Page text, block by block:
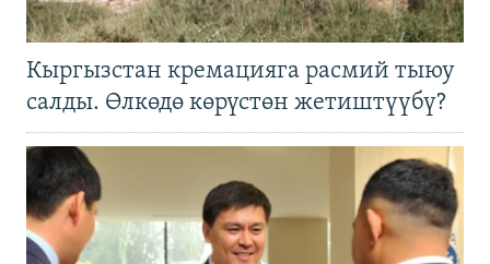
Кыргызстан кремацияга расмий тыюу
салды. Өлкөдө көрүстөн жетиштүүбү?